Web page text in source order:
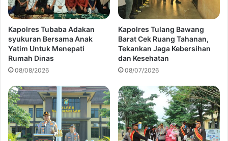
Kapolres Tubaba Adakan
syukuran Bersama Anak
Yatim Untuk Menepati
Rumah Dinas
08/08/2026
Kapolres Tulang Bawang
Barat Cek Ruang Tahanan,
Tekankan Jaga Kebersihan
dan Kesehatan
08/07/2026